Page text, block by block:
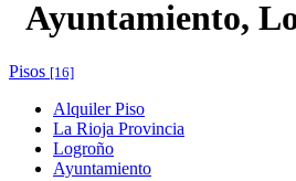
Ayuntamiento,
Pisos [16]
Alquiler Piso
La Rioja Provincia
Logroño
Ayuntamiento